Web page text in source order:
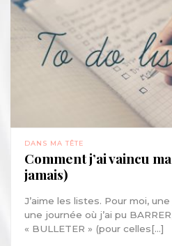
DANS MA TÊTE
Comment j’ai vaincu
jamais)
J’aime les listes. Pour moi,
une journée où j’ai pu
« BULLETER » (pour celles[...]